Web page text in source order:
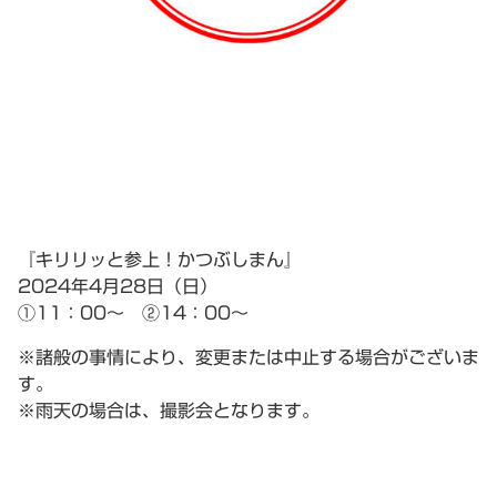
『キリリッと参上！かつぶしまん』
2024年4月28日（日）
①11：00～ ②14：00～
※諸般の事情により、変更または中止する場合がございま
す。
※雨天の場合は、撮影会となります。